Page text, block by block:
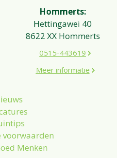
Hommerts:
Hettingawei 40
8622 XX Hommerts
0515-443619
Meer informatie
voorwaarden
Menken